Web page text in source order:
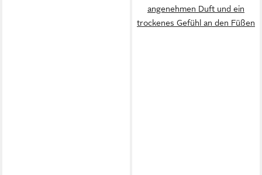
angenehmen Duft und ein
trockenes Gefühl an den Füßen